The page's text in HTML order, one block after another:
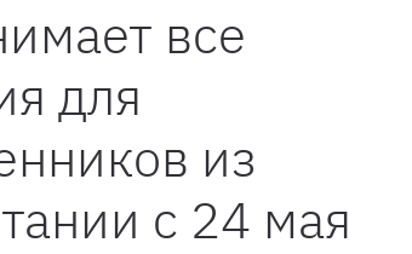
все
для
из
с 24 мая